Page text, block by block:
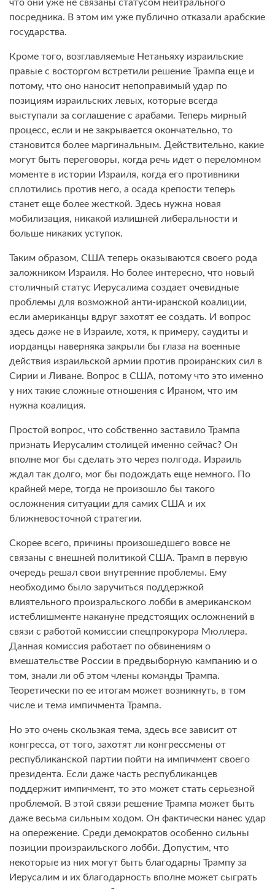
что они уже не связаны статусом нейтрального
посредника. В этом им уже публично отказали арабские
государства.
Кроме того, возглавляемые Нетаньяху израильские
правые с восторгом встретили решение Трампа еще и
потому, что оно наносит непоправимый удар по
позициям израильских левых, которые всегда
выступали за соглашение с арабами. Теперь мирный
процесс, если и не закрывается окончательно, то
становится более маргинальным. Действительно, какие
могут быть переговоры, когда речь идет о переломном
моменте в истории Израиля, когда его противники
сплотились против него, а осада крепости теперь
станет еще более жесткой. Здесь нужна новая
мобилизация, никакой излишней либеральности и
больше никаких уступок.
Таким образом, США теперь оказываются своего рода
заложником Израиля. Но более интересно, что новый
столичный статус Иерусалима создает очевидные
проблемы для возможной анти-иранской коалиции,
если американцы вдруг захотят ее создать. И вопрос
здесь даже не в Израиле, хотя, к примеру, саудиты и
иорданцы наверняка закрыли бы глаза на военные
действия израильской армии против проиранских сил в
Сирии и Ливане. Вопрос в США, потому что это именно
у них такие сложные отношения с Ираном, что им
нужна коалиция.
Простой вопрос, что собственно заставило Трампа
признать Иерусалим столицей именно сейчас? Он
вполне мог бы сделать это через полгода. Израиль
ждал так долго, мог бы подождать еще немного. По
крайней мере, тогда не произошло бы такого
осложнения ситуации для самих США и их
ближневосточной стратегии.
Скорее всего, причины произошедшего вовсе не
связаны с внешней политикой США. Трамп в первую
очередь решал свои внутренние проблемы. Ему
необходимо было заручиться поддержкой
влиятельного произральского лобби в американском
истеблишменте накануне предстоящих осложнений в
связи с работой комиссии спецпрокурора Мюллера.
Данная комиссия работает по обвинениям о
вмешательстве России в предвыборную кампанию и о
том, знали ли об этом члены команды Трампа.
Теоретически по ее итогам может возникнуть, в том
числе и тема импичмента Трампа.
Но это очень скользкая тема, здесь все зависит от
конгресса, от того, захотят ли конгрессмены от
республиканской партии пойти на импичмент своего
президента. Если даже часть республиканцев
поддержит импичмент, то это может стать серьезной
проблемой. В этой связи решение Трампа может быть
даже весьма сильным ходом. Он фактически нанес удар
на опережение. Среди демократов особенно сильны
позиции произраильского лобби. Допустим, что
некоторые из них могут быть благодарны Трампу за
Иерусалим и их благодарность вполне может сыграть